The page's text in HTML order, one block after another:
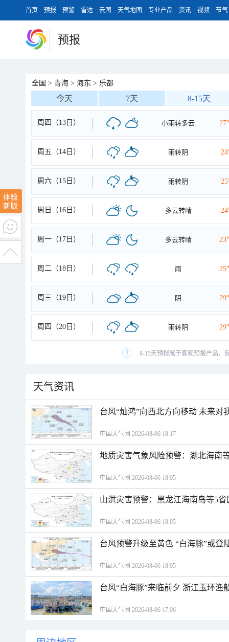
首页 预报 预警 雷达 云图 天气地图 专业产品 资讯 视频 节气
预报
全国 > 青海 > 海东 > 乐都
今天 7天 8-15天
周四（13日） 小雨转多云
周五（14日） 雨转阴
周六（15日） 雨转阴
周日（16日） 多云转晴
周一（17日） 多云转晴
周二（18日） 雨
周三（19日） 阴
周四（20日） 雨转阴
8-15天预报属于客观预报产品，
天气资讯
台风“灿鸿”向西北方向移动 未来对
中国天气网 2026-08-06 18:17
地质灾害气象风险预警：湖北海南
中国天气网 2026-08-06 18:05
山洪灾害预警：黑龙江海南岛等5
中国天气网 2026-08-06 18:05
台风预警升级至黄色 “白海豚”或登
中国天气网 2026-08-06 18:05
台风“白海豚”来临前夕 浙江玉环渔
中国天气网 2026-08-06 17:06